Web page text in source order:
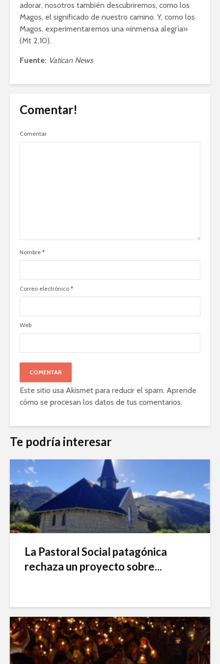
adorar, nosotros también descubriremos, como los
Magos, el significado de nuestro camino. Y, como los
Magos, experimentaremos una «inmensa alegría»
(Mt 2,10).
Fuente: Vatican News
Comentar!
Comentar
Nombre *
Correo electrónico *
Web
Este sitio usa Akismet para reducir el spam. Aprende
cómo se procesan los datos de tus comentarios.
Te podría interesar
La Pastoral Social patagónica
rechaza un proyecto sobre...